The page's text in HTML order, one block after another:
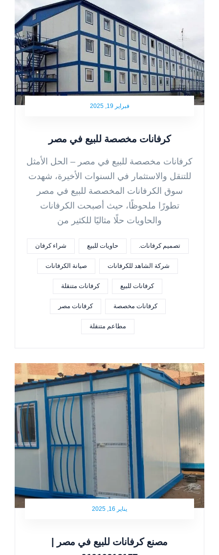
فبراير 19, 2025
كرفانات مخصصة للبيع في مصر
كرفانات مخصصة للبيع في مصر – الحل الأمثل
للتنقل والاستثمار في السنوات الأخيرة، شهدت
سوق الكرفانات المخصصة للبيع في مصر
تطورًا ملحوظًا، حيث أصبحت الكرفانات
والحاويات حلًا مثاليًا للكثير من
تصميم كرفانات. حاويات للبيع شراء كرفان
شركة الشاهد للكرفانات صيانة الكرفانات
كرفانات للبيع كرفانات متنقلة
كرفانات مخصصة كرفانات مصر
مطاعم متنقلة
يناير 16, 2025
مصنع كرفانات للبيع في مصر |